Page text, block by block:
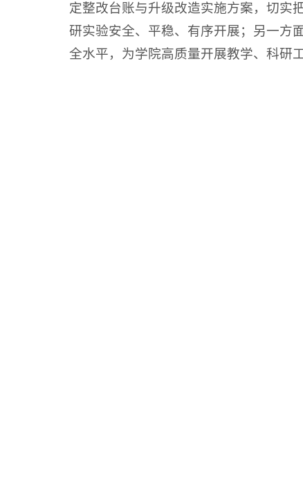
定整改台账与升级改造实施方案，切实
研实验安全、平稳、有序开展；另一方
全水平，为学院高质量开展教学、科研